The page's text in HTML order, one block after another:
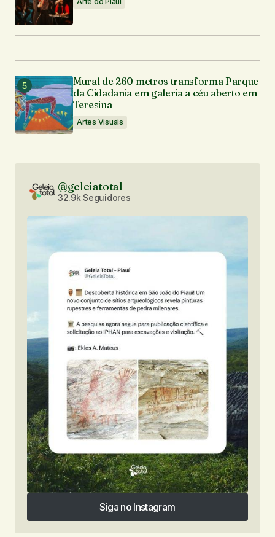
Comentário
Seu nome*
Seu e-mail*
Notifique-me sobre novas publicações por e-mail.
Mural de 260 metros transforma Parque
da Cidadania em galeria a céu aberto em
Teresina
Artes Visuais
@geleiatotal
32.9k Seguidores
Siga no Instagram
Siga no Instagram